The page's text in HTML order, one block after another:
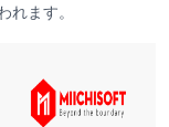
ます。